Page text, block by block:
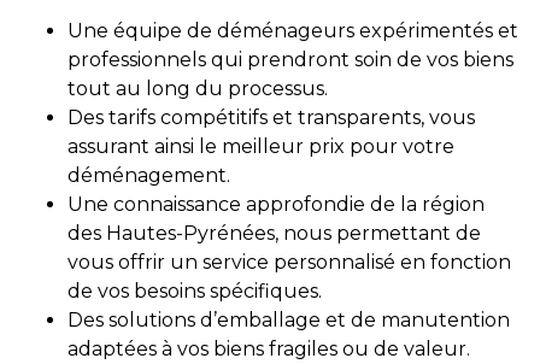
Une équipe de déménageurs expérimentés et
professionnels qui prendront soin de vos biens
tout au long du processus.
Des tarifs compétitifs et transparents, vous
assurant ainsi le meilleur prix pour votre
déménagement.
Une connaissance approfondie de la région
des Hautes-Pyrénées, nous permettant de
vous offrir un service personnalisé en fonction
de vos besoins spécifiques.
Des solutions d’emballage et de manutention
adaptées à vos biens fragiles ou de valeur.